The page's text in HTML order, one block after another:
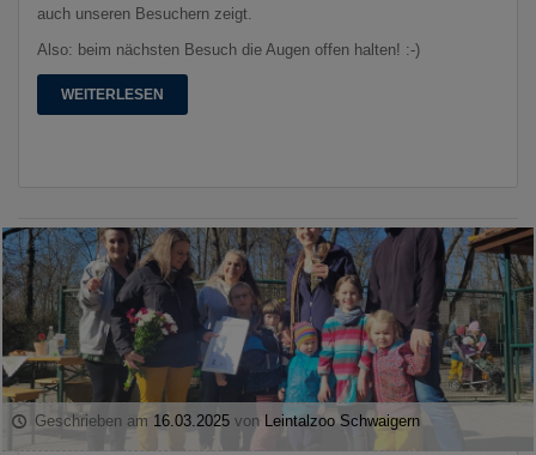
auch unseren Besuchern zeigt.
Also: beim nächsten Besuch die Augen offen halten! :-)
WEITERLESEN
Geschrieben am 16.03.2025 von Leintalzoo Schwaigern